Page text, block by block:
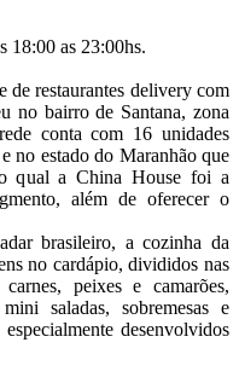
18:00 as 23:00hs.
de restaurantes delivery com
no bairro de Santana, zona
conta com 16 unidades
no estado do Maranhão que
o qual a China House foi a
além de oferecer o
brasileiro, a cozinha da
no cardápio, divididos nas
peixes e camarões,
saladas, sobremesas e
desenvolvidos